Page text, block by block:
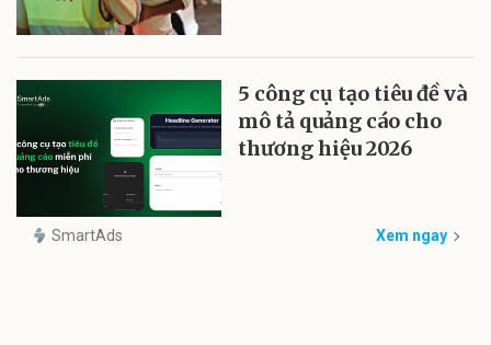
5 công cụ tạo tiêu đề và
mô tả quảng cáo cho
thương hiệu 2026
SmartAds Xem ngay